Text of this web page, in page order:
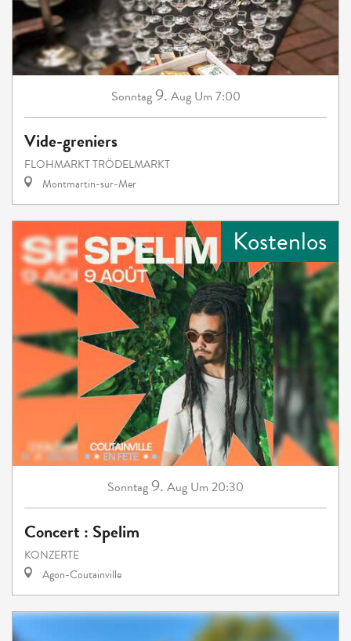
Sonntag9. Aug Um 7:00
Vide-greniers
FLOHMARKT TRÖDELMARKT
Montmartin-sur-Mer
Kostenlos
Sonntag9. Aug Um 20:30
Concert : Spelim
KONZERTE
Agon-Coutainville